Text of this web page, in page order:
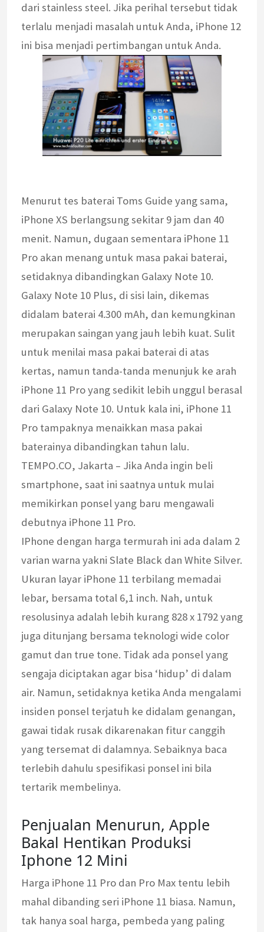
dari stainless steel. Jika perihal tersebut tidak
terlalu menjadi masalah untuk Anda, iPhone 12
ini bisa menjadi pertimbangan untuk Anda.
Menurut tes baterai Toms Guide yang sama,
iPhone XS berlangsung sekitar 9 jam dan 40
menit. Namun, dugaan sementara iPhone 11
Pro akan menang untuk masa pakai baterai,
setidaknya dibandingkan Galaxy Note 10.
Galaxy Note 10 Plus, di sisi lain, dikemas
didalam baterai 4.300 mAh, dan kemungkinan
merupakan saingan yang jauh lebih kuat. Sulit
untuk menilai masa pakai baterai di atas
kertas, namun tanda-tanda menunjuk ke arah
iPhone 11 Pro yang sedikit lebih unggul berasal
dari Galaxy Note 10. Untuk kala ini, iPhone 11
Pro tampaknya menaikkan masa pakai
baterainya dibandingkan tahun lalu.
TEMPO.CO, Jakarta – Jika Anda ingin beli
smartphone, saat ini saatnya untuk mulai
memikirkan ponsel yang baru mengawali
debutnya iPhone 11 Pro.
IPhone dengan harga termurah ini ada dalam 2
varian warna yakni Slate Black dan White Silver.
Ukuran layar iPhone 11 terbilang memadai
lebar, bersama total 6,1 inch. Nah, untuk
resolusinya adalah lebih kurang 828 x 1792 yang
juga ditunjang bersama teknologi wide color
gamut dan true tone. Tidak ada ponsel yang
sengaja diciptakan agar bisa ‘hidup’ di dalam
air. Namun, setidaknya ketika Anda mengalami
insiden ponsel terjatuh ke didalam genangan,
gawai tidak rusak dikarenakan fitur canggih
yang tersemat di dalamnya. Sebaiknya baca
terlebih dahulu spesifikasi ponsel ini bila
tertarik membelinya.
Penjualan Menurun, Apple
Bakal Hentikan Produksi
Iphone 12 Mini
Harga iPhone 11 Pro dan Pro Max tentu lebih
mahal dibanding seri iPhone 11 biasa. Namun,
tak hanya soal harga, pembeda yang paling